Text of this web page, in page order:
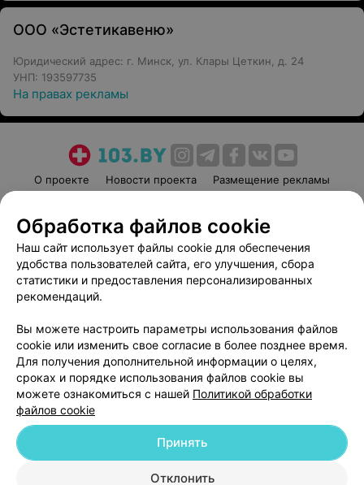
ООО «Эстетикавеню»
Юридический адрес: г. Минск, ул. Клары Цеткин, д. 24
УНП: 193597735
На правах рекламы
О проекте Новости проекта
Размещение рекламы
Пользовательское соглашение
Способы оплаты
Вакансии
Партнеры
Написать руководителю 103.by
Обработка персональных данных
© 2026 ООО «Артокс Лаб», УНП 191700409
| 220012, Республика Беларусь,
Обработка файлов cookie
Наш сайт использует файлы cookie для обеспечения
удобства пользователей сайта, его улучшения, сбора
статистики и предоставления персонализированных
рекомендаций.
Вы можете настроить параметры использования файлов
cookie или изменить свое согласие в более позднее время.
Для получения дополнительной информации о целях,
сроках и порядке использования файлов cookie вы
можете ознакомиться с нашей Политикой обработки
файлов cookie
Отклонить
Принять